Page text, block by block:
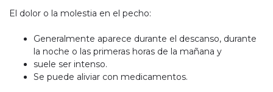
El dolor o la molestia en el pecho:
Generalmente aparece durante el descanso, durante
la noche o las primeras horas de la mañana y
suele ser intenso.
Se puede aliviar con medicamentos.